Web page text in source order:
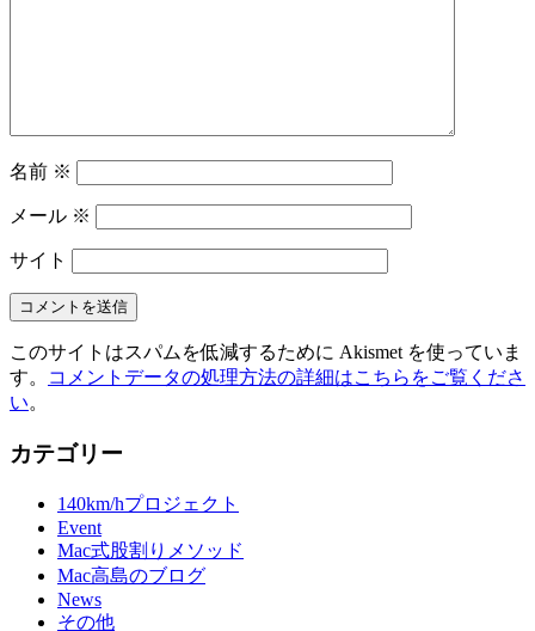
名前 ※
メール ※
サイト
このサイトはスパムを低減するために Akismet を使っていま
す。
コメントデータの処理方法の詳細はこちらをご覧くださ
い。
カテゴリー
140km/hプロジェクト
Event
Mac式股割りメソッド
Mac高島のブログ
News
その他